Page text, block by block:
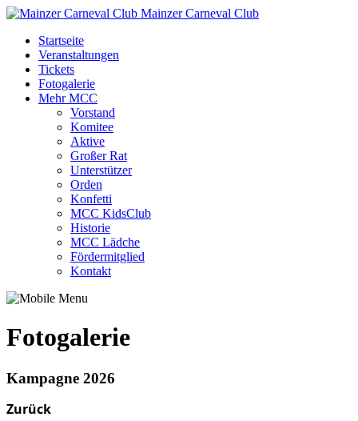
Mainzer Carneval Club
Startseite
Veranstaltungen
Tickets
Fotogalerie
Mehr MCC
Vorstand
Komitee
Aktive
Großer Rat
Unterstützer
Orden
Konfetti
MCC KidsClub
Historie
MCC Lädche
Fördermitglied
Kontakt
Fotogalerie
Kampagne 2026
Zurück